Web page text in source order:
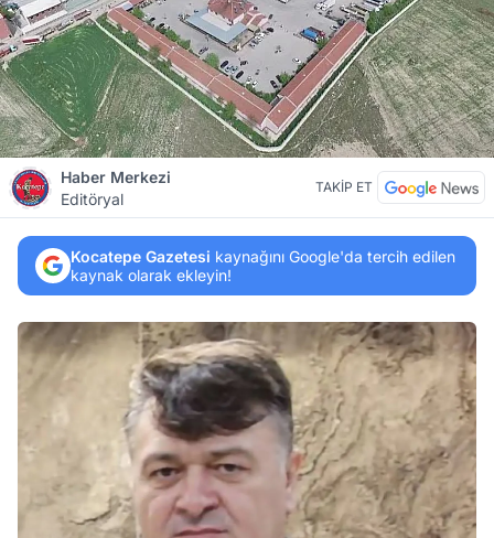
Haber Merkezi
Editöryal
TAKİP ET
Kocatepe Gazetesi kaynağını Google'da tercih edilen
kaynak olarak ekleyin!